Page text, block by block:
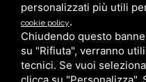
Pergolati in legno su misura
per giardini e terrazzi
Grandi Coperture
personalizzati più utili
cookie policy.
Chiudendo questo
su "Rifiuta", verranno
tecnici. Se vuoi